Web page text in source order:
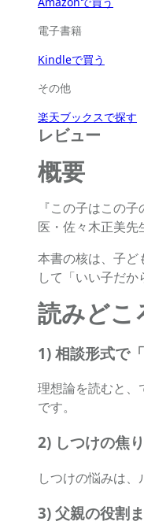
電子書籍
Kindleで買う
その他
楽天ブックスで探す
レビュー
概要
『この子はこの
医・佐々木正美先
本書の核は、子ど
して「いい子だ
読みどこ
1) 相談形式で
理想論を読むと、
です。
2) しつけの焦
しつけの悩みは
3) 父親の役割